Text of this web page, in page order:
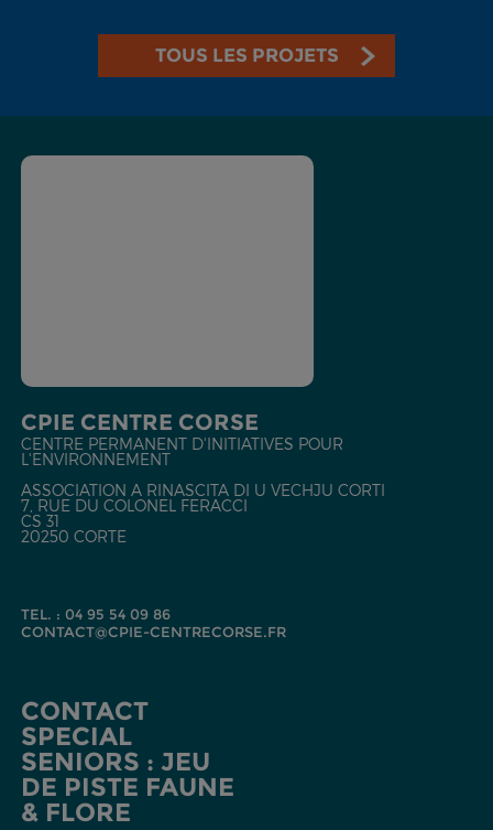
TOUS LES PROJETS
CPIE CENTRE CORSE
CENTRE PERMANENT D'INITIATIVES POUR
L'ENVIRONNEMENT
ASSOCIATION A RINASCITA DI U VECHJU CORTI
7, RUE DU COLONEL FERACCI
CS 31
20250 CORTE
TEL. : 04 95 54 09 86
CONTACT@CPIE-CENTRECORSE.FR
CONTACT
SPECIAL
SENIORS : JEU
DE PISTE FAUNE
& FLORE